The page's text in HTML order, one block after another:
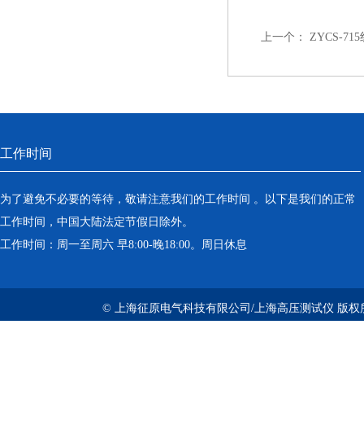
上一个： ZYCS-
工作时间
为了避免不必要的等待，敬请注意我们的工作时间 。以下是我们的正常
工作时间，中国大陆法定节假日除外。
工作时间：周一至周六 早8:00-晚18:00。周日休息
© 上海征原电气科技有限公司/上海高压测试仪 版权